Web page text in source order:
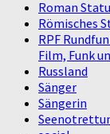
Roman
Römisches
RPF
Film, Funk
Russland
Sänger
Sängerin